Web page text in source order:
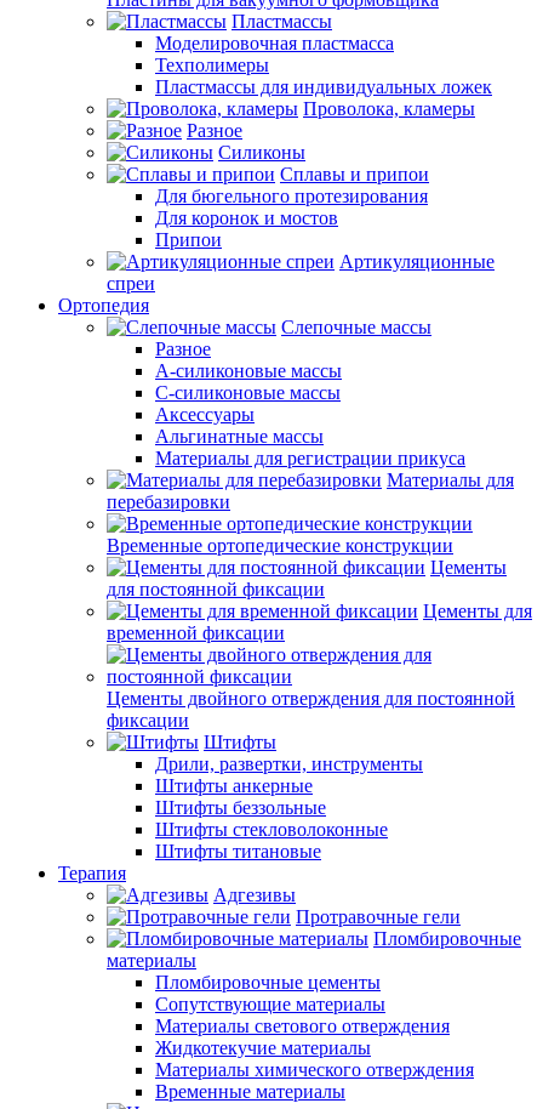
Пластмассы
Моделировочная пластмасса
Техполимеры
Пластмассы для индивидуальных ложек
Проволока, кламеры
Разное
Силиконы
Сплавы и припои
Для бюгельного протезирования
Для коронок и мостов
Припои
Артикуляционные
спреи
Ортопедия
Слепочные массы
Разное
А-силиконовые массы
С-силиконовые массы
Аксессуары
Альгинатные массы
Материалы для регистрации прикуса
Материалы для
перебазировки
Временные ортопедические конструкции
Цементы
для постоянной фиксации
Цементы для
временной фиксации
Цементы двойного отверждения для постоянной
фиксации
Штифты
Дрили, развертки, инструменты
Штифты анкерные
Штифты беззольные
Штифты стекловолоконные
Штифты титановые
Терапия
Адгезивы
Протравочные гели
Пломбировочные
материалы
Пломбировочные цементы
Сопутствующие материалы
Материалы светового отверждения
Жидкотекучие материалы
Материалы химического отверждения
Временные материалы